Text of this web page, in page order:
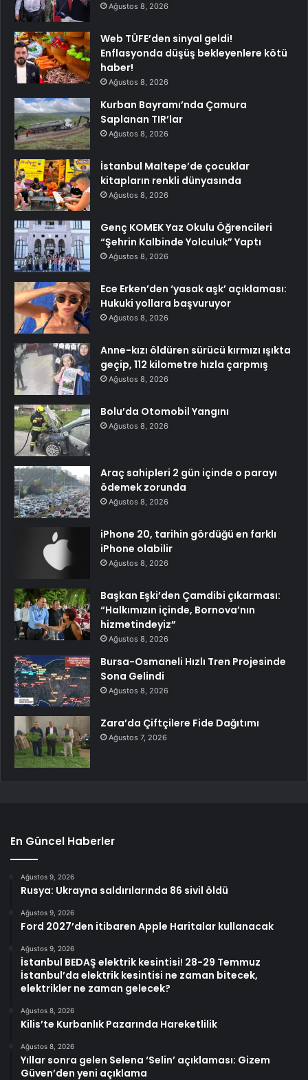
Ağustos 8, 2026
Web TÜFE’den sinyal geldi!
Enflasyonda düşüş bekleyenlere kötü
haber!
Ağustos 8, 2026
Kurban Bayramı’nda Çamura
Saplanan TIR’lar
Ağustos 8, 2026
İstanbul Maltepe’de çocuklar
kitapların renkli dünyasında
Ağustos 8, 2026
Genç KOMEK Yaz Okulu Öğrencileri
“Şehrin Kalbinde Yolculuk” Yaptı
Ağustos 8, 2026
Ece Erken’den ‘yasak aşk’ açıklaması:
Hukuki yollara başvuruyor
Ağustos 8, 2026
Anne-kızı öldüren sürücü kırmızı ışıkta
geçip, 112 kilometre hızla çarpmış
Ağustos 8, 2026
Bolu’da Otomobil Yangını
Ağustos 8, 2026
Araç sahipleri 2 gün içinde o parayı
ödemek zorunda
Ağustos 8, 2026
iPhone 20, tarihin gördüğü en farklı
iPhone olabilir
Ağustos 8, 2026
Başkan Eşki’den Çamdibi çıkarması:
“Halkımızın içinde, Bornova’nın
hizmetindeyiz”
Ağustos 8, 2026
Bursa-Osmaneli Hızlı Tren Projesinde
Sona Gelindi
Ağustos 8, 2026
Zara’da Çiftçilere Fide Dağıtımı
Ağustos 7, 2026
En Güncel Haberler
Ağustos 9, 2026
Rusya: Ukrayna saldırılarında 86 sivil öldü
Ağustos 9, 2026
Ford 2027’den itibaren Apple Haritalar kullanacak
Ağustos 9, 2026
İstanbul BEDAŞ elektrik kesintisi! 28-29 Temmuz
İstanbul’da elektrik kesintisi ne zaman bitecek,
elektrikler ne zaman gelecek?
Ağustos 8, 2026
Kilis’te Kurbanlık Pazarında Hareketlilik
Ağustos 8, 2026
Yıllar sonra gelen Selena ‘Selin’ açıklaması: Gizem
Güven’den yeni açıklama